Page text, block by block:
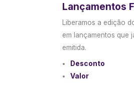
Lançamentos
Liberamos a edição
em lançamentos que
emitida.
Desconto
Valor